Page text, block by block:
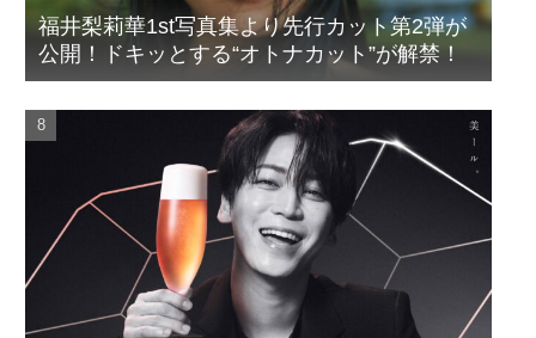
福井梨莉華1st写真集より先行カット第2弾が
公開！ドキッとする“オトナカット”が解禁！